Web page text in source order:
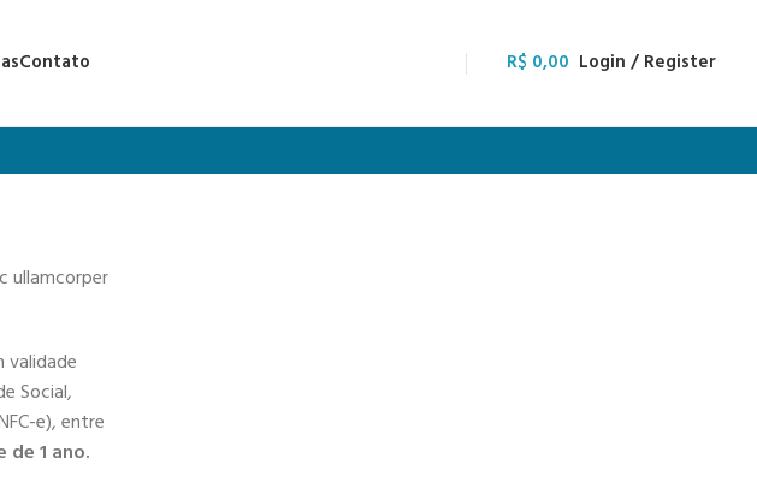
Contato R$ 0,00 Login / Register
ullamcorper
validade
Social,
e), entre
1 ano.